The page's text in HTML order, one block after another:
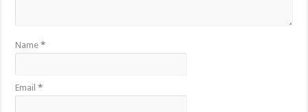
Name*
Email*